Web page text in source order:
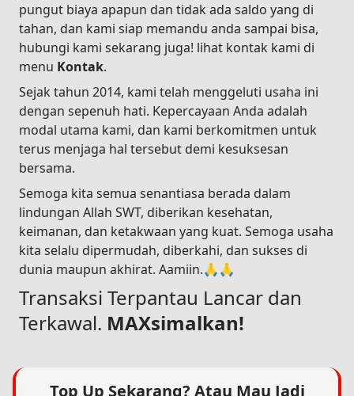
pungut biaya apapun dan tidak ada saldo yang di
tahan, dan kami siap memandu anda sampai bisa,
hubungi kami sekarang juga! lihat kontak kami di
menu Kontak.
Sejak tahun 2014, kami telah menggeluti usaha ini
dengan sepenuh hati. Kepercayaan Anda adalah
modal utama kami, dan kami berkomitmen untuk
terus menjaga hal tersebut demi kesuksesan
bersama.
Semoga kita semua senantiasa berada dalam
lindungan Allah SWT, diberikan kesehatan,
keimanan, dan ketakwaan yang kuat. Semoga usaha
kita selalu dipermudah, diberkahi, dan sukses di
dunia maupun akhirat. Aamiin.🙏🙏
Transaksi Terpantau Lancar dan
Terkawal. MAXsimalkan!
Top Up Sekarang? Atau Mau Jadi